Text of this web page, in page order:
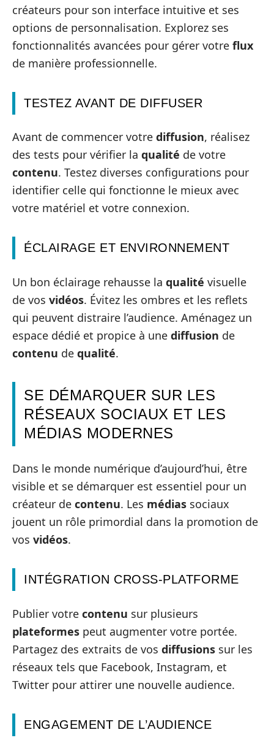
créateurs pour son interface intuitive et ses
options de personnalisation. Explorez ses
fonctionnalités avancées pour gérer votre flux
de manière professionnelle.
TESTEZ AVANT DE DIFFUSER
Avant de commencer votre diffusion, réalisez
des tests pour vérifier la qualité de votre
contenu. Testez diverses configurations pour
identifier celle qui fonctionne le mieux avec
votre matériel et votre connexion.
ÉCLAIRAGE ET ENVIRONNEMENT
Un bon éclairage rehausse la qualité visuelle
de vos vidéos. Évitez les ombres et les reflets
qui peuvent distraire l’audience. Aménagez un
espace dédié et propice à une diffusion de
contenu de qualité.
SE DÉMARQUER SUR LES
RÉSEAUX SOCIAUX ET LES
MÉDIAS MODERNES
Dans le monde numérique d’aujourd’hui, être
visible et se démarquer est essentiel pour un
créateur de contenu. Les médias sociaux
jouent un rôle primordial dans la promotion de
vos vidéos.
INTÉGRATION CROSS-PLATFORME
Publier votre contenu sur plusieurs
plateformes peut augmenter votre portée.
Partagez des extraits de vos diffusions sur les
réseaux tels que Facebook, Instagram, et
Twitter pour attirer une nouvelle audience.
ENGAGEMENT DE L’AUDIENCE